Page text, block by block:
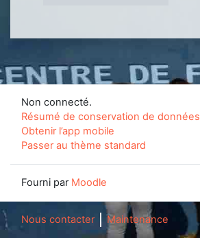
Non connecté.
Résumé de conservation de données
Obtenir l’app mobile
Passer au thème standard
Fourni par Moodle
Nous contacter Maintenance